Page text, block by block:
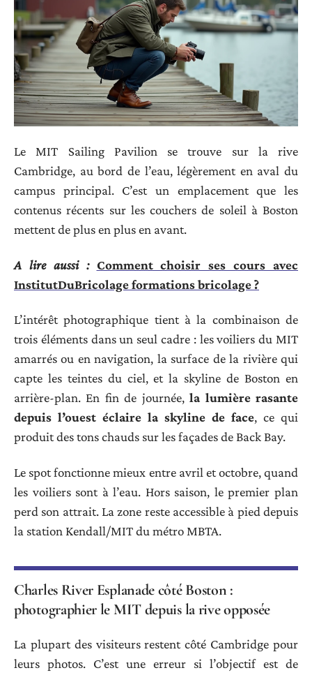
Le MIT Sailing Pavilion se trouve sur la rive
Cambridge, au bord de l’eau, légèrement en aval du
campus principal. C’est un emplacement que les
contenus récents sur les couchers de soleil à Boston
mettent de plus en plus en avant.
A lire aussi : Comment choisir ses cours avec
InstitutDuBricolage formations bricolage ?
L’intérêt photographique tient à la combinaison de
trois éléments dans un seul cadre : les voiliers du MIT
amarrés ou en navigation, la surface de la rivière qui
capte les teintes du ciel, et la skyline de Boston en
arrière-plan. En fin de journée,la lumière rasante
depuis l’ouest éclaire la skyline de face, ce qui
produit des tons chauds sur les façades de Back Bay.
Le spot fonctionne mieux entre avril et octobre, quand
les voiliers sont à l’eau. Hors saison, le premier plan
perd son attrait. La zone reste accessible à pied depuis
la station Kendall/MIT du métro MBTA.
Charles River Esplanade côté Boston :
photographier le MIT depuis la rive opposée
La plupart des visiteurs restent côté Cambridge pour
leurs photos. C’est une erreur si l’objectif est de